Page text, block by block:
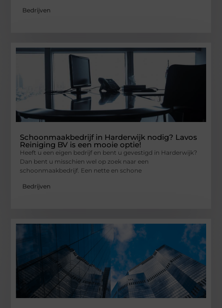
Bedrijven
Schoonmaakbedrijf in Harderwijk nodig? Lavos
Reiniging BV is een mooie optie!
Heeft u een eigen bedrijf en bent u gevestigd in Harderwijk?
Dan bent u misschien wel op zoek naar een
schoonmaakbedrijf. Een nette en schone
Bedrijven